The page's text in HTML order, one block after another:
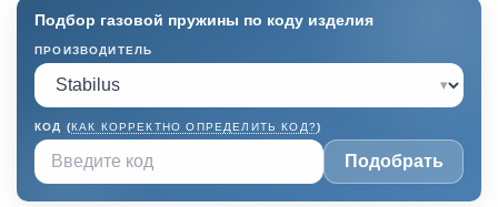
Подбор газовой пружины по коду изделия
ПРОИЗВОДИТЕЛЬ
▾
КОД (КАК КОРРЕКТНО ОПРЕДЕЛИТЬ КОД?)
Подобрать